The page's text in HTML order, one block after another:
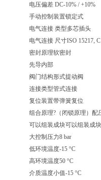
电压偏差 DC-10% / +10%
手动控制装置锁定式
电气连接 类型多芯插头
电气连接 尺寸ISO 15217,
密封原理软密封
先导内部
阀门结构形式提动阀
连接类型管式连接
复位装置带弹簧复位
组合原理?（闭锁原理）配
可以组装成块可以组装成块
大控制压力8 bar
低环境温度-15 °C
高环境温度50 °C
介质温度小值-15 °C